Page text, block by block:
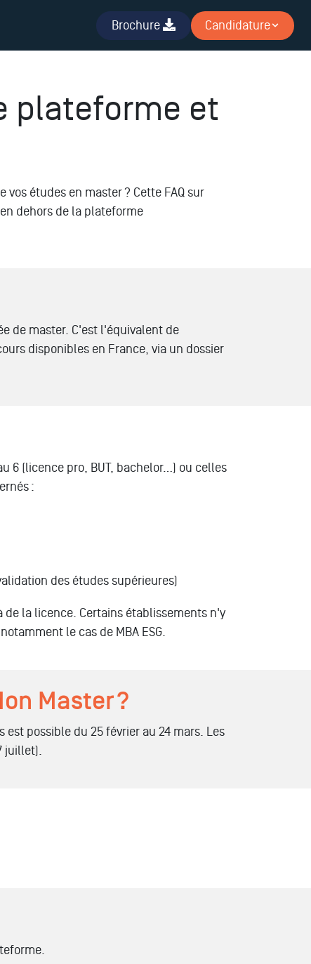
plateforme et
études en master ? Cette FAQ sur
dehors de la plateforme
de master. C'est l'équivalent de
disponibles en France, via un dossier
6 (licence pro, BUT, bachelor…) ou celles
:
des études supérieures)
la licence. Certains établissements n'y
le cas de MBA ESG.
Master ?
possible du 25 février au 24 mars. Les
juillet).
Brochure Candidature